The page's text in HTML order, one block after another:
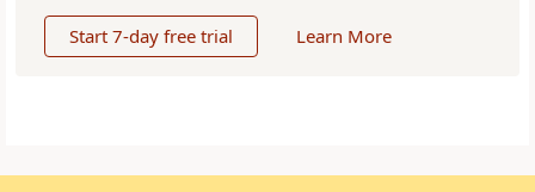
Start 7-day free trial Learn More